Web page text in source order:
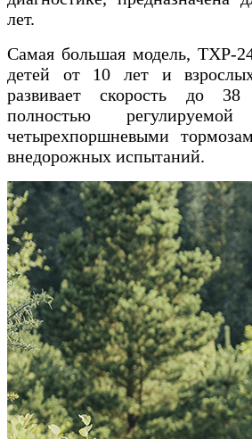
лет.
Самая большая модель, TXP-
детей от 10 лет и
развивает скорость до
полностью
четырехпоршневыми
внедорожных испытаний.